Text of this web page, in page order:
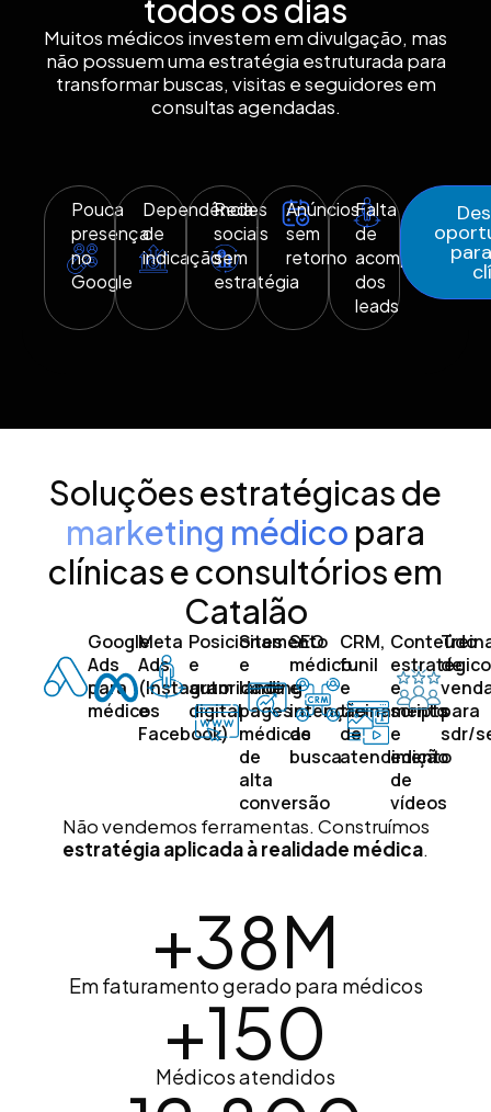
todos os dias
Muitos médicos investem em divulgação, mas
não possuem uma estratégia estruturada para
transformar buscas, visitas e seguidores em
consultas agendadas.
Pouca
presença
no
Google
Dependência
de
indicação
Redes
sociais
sem
estratégia
Anúncios
sem
retorno
Falta
de
dos
leads
Soluções estratégicas de
marketing médico para
clínicas e consultórios em
Catalão
Google
Ads
para
médicos
Meta
Ads
(Instagram
e
Facebook)
Posicionamento
e
autoridade
digital
Sites
e
landing
pages
médicas
de
alta
conversão
SEO
médico
e
intenção
de
busca
CRM,
funil
e
treinamento
de
atendimento
Conteúdo
estratégico
e
scripts
e
edição
de
vídeos
de
para
sdr/
Não vendemos ferramentas. Construímos
estratégia aplicada à realidade médica.
Em faturamento gerado para médicos
+38M
Médicos atendidos
+150